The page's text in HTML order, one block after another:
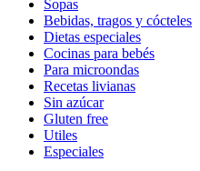
Sopas
Bebidas, tragos y cócteles
Dietas especiales
Cocinas para bebés
Para microondas
Recetas livianas
Sin azúcar
Gluten free
Utiles
Especiales